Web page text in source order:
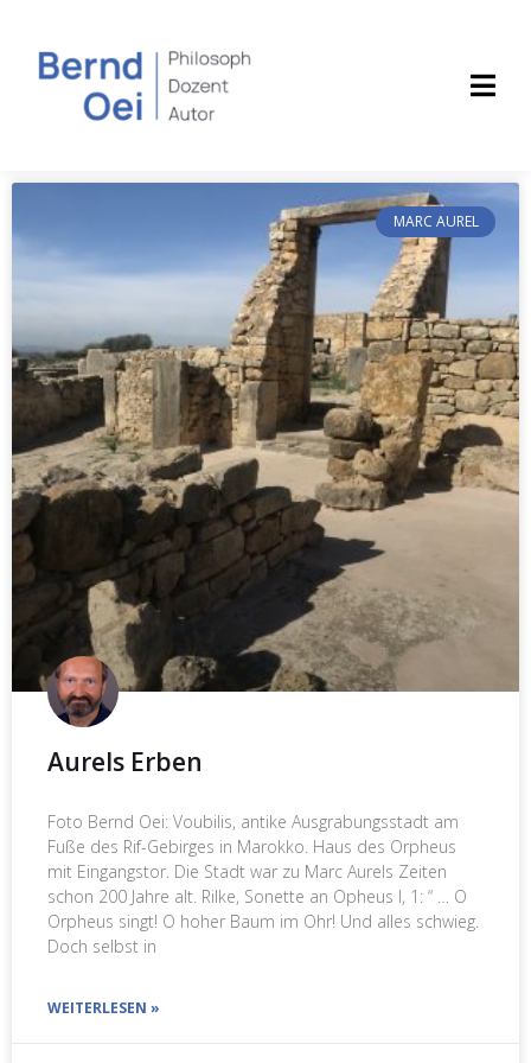
MARC AUREL
Aurels Erben
Foto Bernd Oei: Voubilis, antike Ausgrabungsstadt am
Fuße des Rif-Gebirges in Marokko. Haus des Orpheus
mit Eingangstor. Die Stadt war zu Marc Aurels Zeiten
schon 200 Jahre alt. Rilke, Sonette an Opheus I, 1: “ … O
Orpheus singt! O hoher Baum im Ohr! Und alles schwieg.
Doch selbst in
WEITERLESEN »